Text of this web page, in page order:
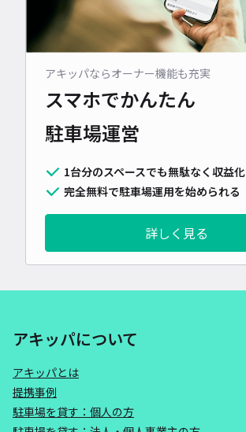
アキッパならオーナー機能も充実
スマホでかんたん
駐車場運営
1台分のスペースでも無駄なく収益化
完全無料で駐車場運用を始められる
詳しく見る
アキッパについて
アキッパとは
提携事例
駐車場を貸す：個人の方